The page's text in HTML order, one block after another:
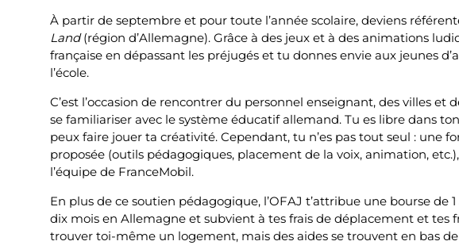
À partir de septembre et pour toute l’année scolaire, deviens
Land(région d’Allemagne). Grâce à des jeux et à des animations
française en dépassant les préjugés et tu donnes envie aux jeunes
l’école.
C’est l’occasion de rencontrer du personnel enseignant, des villes et
se familiariser avec le système éducatif allemand. Tu es libre dans
peux faire jouer ta créativité. Cependant, tu n’es pas tout seul : une
proposée (outils pédagogiques, placement de la voix, animation,
l’équipe de FranceMobil.
En plus de ce soutien pédagogique, l’OFAJ t’attribue une bourse de
dix mois en Allemagne et subvient à tes frais de déplacement et tes
trouver toi-même un logement, mais des aides se trouvent en bas